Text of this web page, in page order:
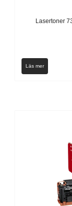
Lasertoner
Läs mer